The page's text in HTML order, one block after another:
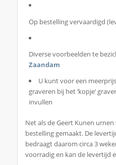
Op bestelling vervaardigd
Diverse voorbeelden te
Zaandam
U kunt voor een
graveren bij het ‘kopje’
invullen
Net als de Geert Kunen
bestelling gemaakt. De
bedraagt daarom circa 3
voorradig en kan de levertijd